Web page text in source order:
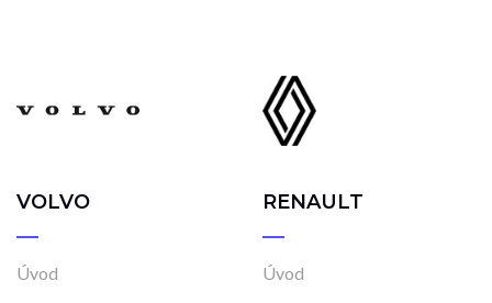
VOLVO
Úvod
RENAULT
Úvod